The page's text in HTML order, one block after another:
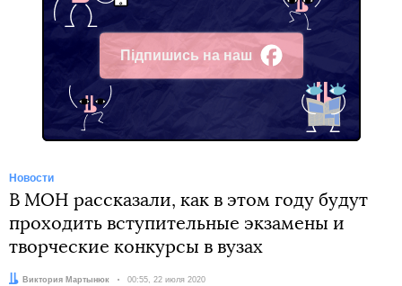
Підпишись на наш
Facebook
Новости
В МОН рассказали, как в этом году будут
проходить вступительные экзамены и
творческие конкурсы в вузах
Автор:Виктория Мартынюк Дата:
00:55, 22 июля 2020